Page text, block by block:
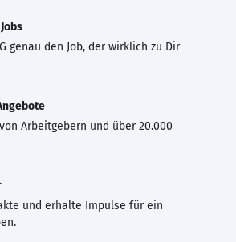
genau den Job, der wirklich zu Dir
Arbeitgebern und über 20.000
und erhalte Impulse für ein